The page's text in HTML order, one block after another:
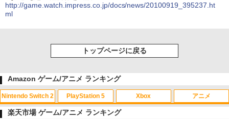
http://game.watch.impress.co.jp/docs/news/20100919_395237.ht
ml
トップページに戻る
Amazon ゲーム/アニメ ランキング
Nintendo Switch 2 PlayStation 5 Xbox アニメ
楽天市場 ゲーム/アニメ ランキング